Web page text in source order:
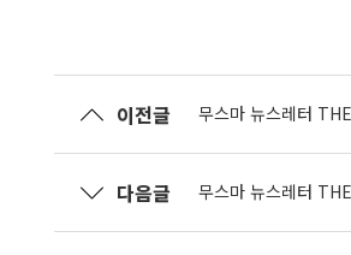
이전글 무스마 뉴스레터
다음글 무스마 뉴스레터